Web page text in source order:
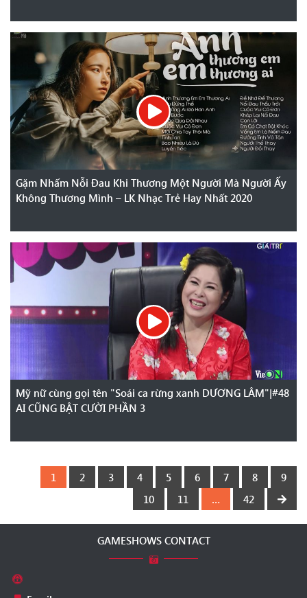
Gặm Nhấm Nỗi Đau Khi Thương Một Người Mà Người Ấy
Không Thương Mình – LK Nhạc Trẻ Hay Nhất 2020
Mỹ nữ cùng gọi tên "Soái ca rừng xanh DƯƠNG LÂM"|#48
AI CŨNG BẬT CƯỜI PHẦN 3
1 2 3 4 5 6 7 8
9
10
11 … 42
GAMESHOWS CONTACT